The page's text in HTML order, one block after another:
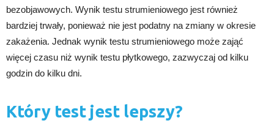
bezobjawowych. Wynik testu strumieniowego jest również
bardziej trwały, ponieważ nie jest podatny na zmiany w okresie
zakażenia. Jednak wynik testu strumieniowego może zająć
więcej czasu niż wynik testu płytkowego, zazwyczaj od kilku
godzin do kilku dni.
Który test jest lepszy?